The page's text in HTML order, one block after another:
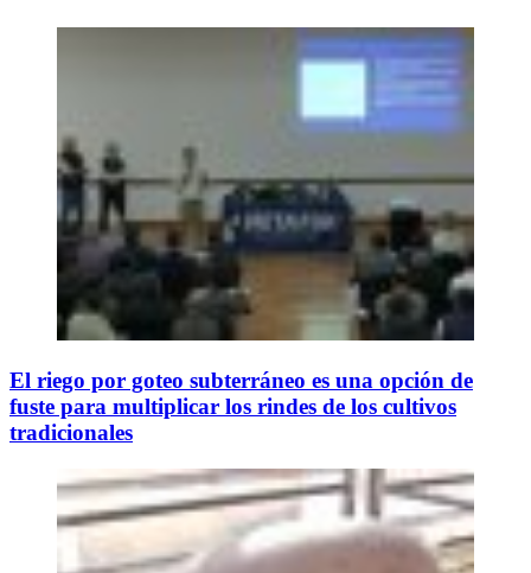
El riego por goteo subterráneo es una opción de
fuste para multiplicar los rindes de los cultivos
tradicionales